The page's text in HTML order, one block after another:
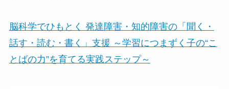
脳科学でひもとく 発達障害・知的障害の「聞く・
話す・読む・書く」支援 ～学習につまずく子の“こ
とばの力”を育てる実践ステップ～